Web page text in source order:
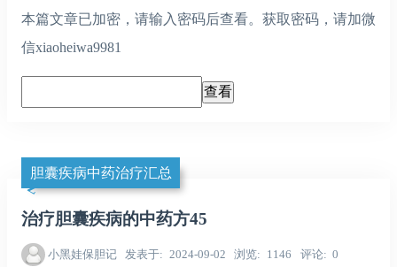
本篇文章已加密，请输入密码后查看。获取密码，请加微
信xiaoheiwa9981
胆囊疾病中药治疗汇总
治疗胆囊疾病的中药方45
小黑娃保胆记 发表于 2024-09-02 浏览 1146 评论 0